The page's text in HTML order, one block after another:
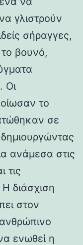
γλιστρούν
σήραγγες,
βουνό,
Οι
το
σε
ανάμεσα στις
τις
διάσχιση
στον
ενωθεί η